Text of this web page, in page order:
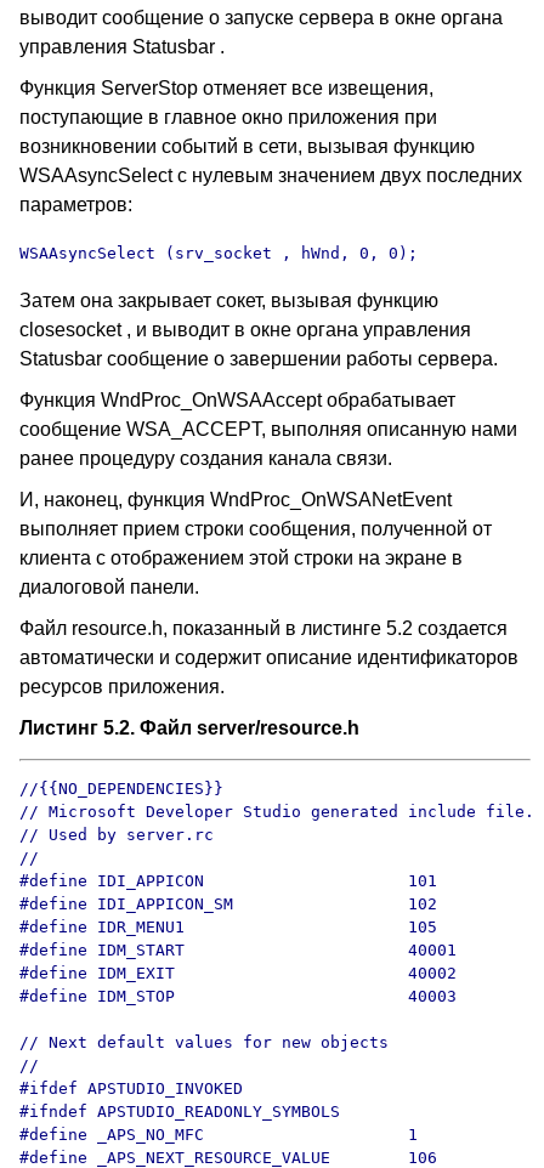
выводит сообщение о запуске сервера в окне органа
управления Statusbar .
Функция ServerStop отменяет все извещения,
поступающие в главное окно приложения при
возникновении событий в сети, вызывая функцию
WSAAsyncSelect с нулевым значением двух последних
параметров:
WSAAsyncSelect (srv_socket , hWnd, 0, 0);
Затем она закрывает сокет, вызывая функцию
closesocket , и выводит в окне органа управления
Statusbar сообщение о завершении работы сервера.
Функция WndProc_OnWSAAccept обрабатывает
сообщение WSA_ACCEPT, выполняя описанную нами
ранее процедуру создания канала связи.
И, наконец, функция WndProc_OnWSANetEvent
выполняет прием строки сообщения, полученной от
клиента с отображением этой строки на экране в
диалоговой панели.
Файл resource.h, показанный в листинге 5.2 создается
автоматически и содержит описание идентификаторов
ресурсов приложения.
Листинг 5.2. Файл server/resource.h
//{{NO_DEPENDENCIES}}
// Microsoft Developer Studio generated include file.
// Used by server.rc
//
#define IDI_APPICON                     101
#define IDI_APPICON_SM                  102
#define IDR_MENU1                       105
#define IDM_START                       40001
#define IDM_EXIT                        40002
#define IDM_STOP                        40003
// Next default values for new objects
//
#ifdef APSTUDIO_INVOKED
#ifndef APSTUDIO_READONLY_SYMBOLS
#define _APS_NO_MFC                     1
#define _APS_NEXT_RESOURCE_VALUE        106